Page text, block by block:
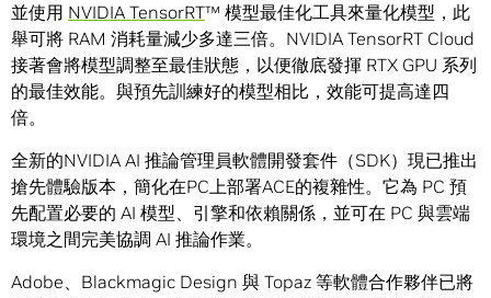
並使用 NVIDIA TensorRT™ 模型最佳化工具來量化模型，此
舉可將 RAM 消耗量減少多達三倍。 NVIDIA TensorRT Cloud
接著會將模型調整至最佳狀態，以便徹底發揮 RTX GPU 系列
的最佳效能。與預先訓練好的模型相比，效能可提高達四
倍。
全新的NVIDIA AI 推論管理員軟體開發套件（SDK）現已推出
搶先體驗版本，簡化在PC上部署ACE的複雜性。它為 PC 預
先配置必要的 AI 模型、引擎和依賴關係，並可在 PC 與雲端
環境之間完美協調 AI 推論作業。
Adobe、Blackmagic Design 與 Topaz 等軟體合作夥伴已將